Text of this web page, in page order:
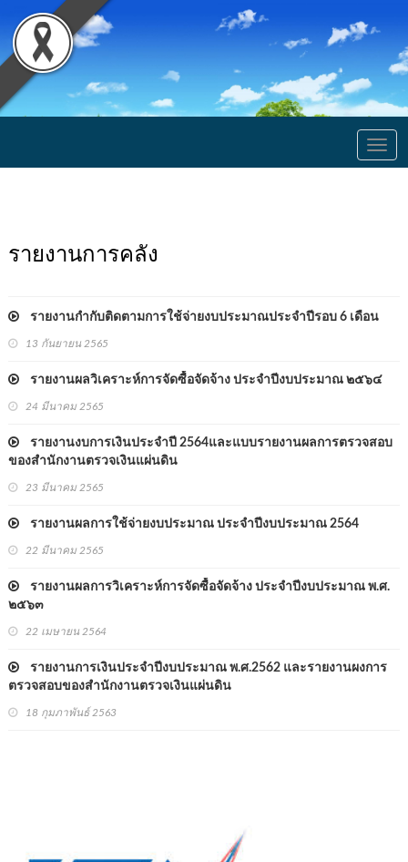
รายงานการคลัง
รายงานกำกับติดตามการใช้จ่ายงบประมาณประจำปีรอบ 6 เดือน
13 กันยายน 2565
รายงานผลวิเคราะห์การจัดซื้อจัดจ้าง ประจำปีงบประมาณ ๒๕๖๔
24 มีนาคม 2565
รายงานงบการเงินประจำปี 2564และแบบรายงานผลการตรวจสอบ
ของสำนักงานตรวจเงินแผ่นดิน
23 มีนาคม 2565
รายงานผลการใช้จ่ายงบประมาณ ประจำปีงบประมาณ 2564
22 มีนาคม 2565
รายงานผลการวิเคราะห์การจัดซื้อจัดจ้าง ประจำปีงบประมาณ พ.ศ.
๒๕๖๓
22 เมษายน 2564
รายงานการเงินประจำปีงบประมาณ พ.ศ.2562 และรายงานผงการ
ตรวจสอบของสำนักงานตรวจเงินแผ่นดิน
18 กุมภาพันธ์ 2563